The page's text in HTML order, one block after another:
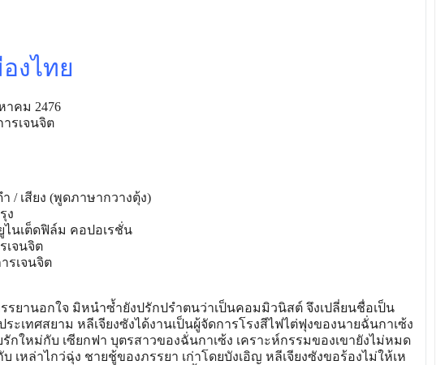
งไทย
าคม 2476
รเจนจิต
/ เสียง (พูดภาษากวางตุ้ง)
ง
นเต็ดฟิล์ม คอปอเรชั่น
เจนจิต
รเจนจิต
รยานอกใจ มิหนําซ้ำยังปรักปรําตนว่าเป็นคอมมิวนิสต์ จึงเปลี่ยนชื่อเป็น
ะเทศสยาม หลีเจียงซังได้งานเป็นผู้จัดการโรงสีไฟไต่ฟุงของนายฉั่นกาเซ้ง
กใหม่กับ เซียกฟา บุตรสาวของฉั่นกาเซ้ง เคราะห์กรรมของเขายังไม่หมด
เหล่าไกว่ฉุ่ง ชายชู้ของภรรยา เก่าโดยบังเอิญ หลีเจียงซังขอร้องไม่ให้เห